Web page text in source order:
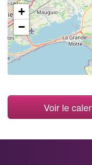
+
−
Voir le